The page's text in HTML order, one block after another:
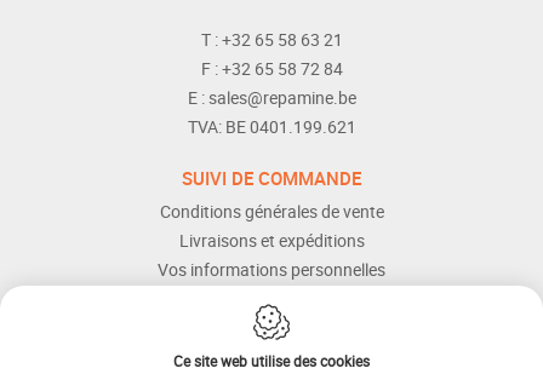
T :+32 65 58 63 21
F :+32 65 58 72 84
E :sales@repamine.be
TVA: BE 0401.199.621
SUIVI DE COMMANDE
Conditions générales de vente
Livraisons et expéditions
Vos informations personnelles
Modes de paiement
Services Après-vente
Aide et assistance
Ce site web utilise des cookies